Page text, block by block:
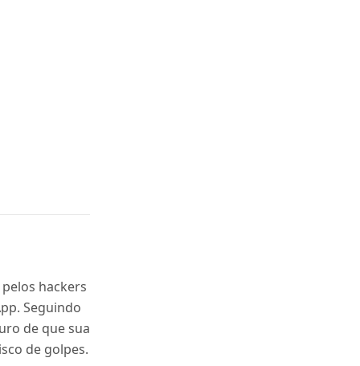
hackers
Seguindo
de que sua
de golpes.